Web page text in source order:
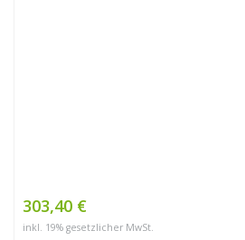
303,40 €
inkl. 19% gesetzlicher MwSt.